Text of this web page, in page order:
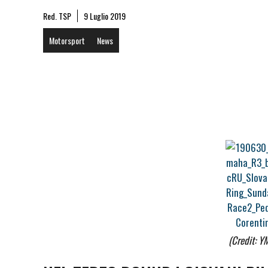
Red. TSP
9 Luglio 2019
Motorsport
News
(Credit: